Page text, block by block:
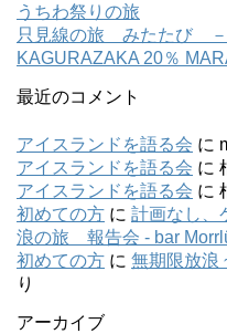
うちわ祭りの旅
只見線の旅 みたたび －
KAGURAZAKA 20％
最近のコメント
アイスランドを語る会 に
アイスランドを語る会 に
アイスランドを語る会 に
初めての方 に 計画なし、
浪の旅 報告会 - bar
初めての方 に 無期限放浪
り
アーカイブ